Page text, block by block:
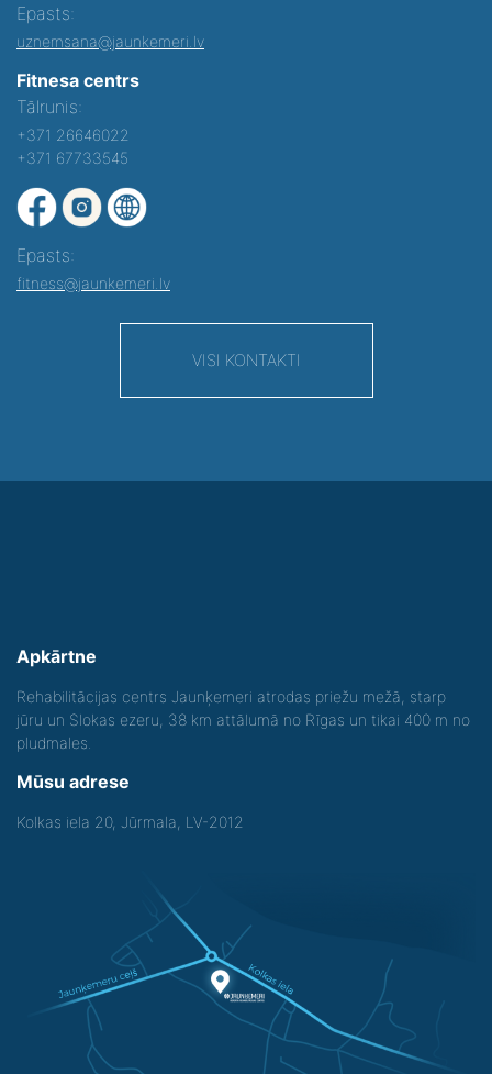
Epasts:
uznemsana@jaunkemeri.lv
Fitnesa centrs
Tālrunis:
+371 26646022
+371 67733545
Epasts:
fitness@jaunkemeri.lv
VISI KONTAKTI
Apkārtne
Rehabilitācijas centrs Jaunķemeri atrodas priežu mežā, starp
jūru un Slokas ezeru, 38 km attālumā no Rīgas un tikai 400 m no
pludmales.
Mūsu adrese
Kolkas iela 20, Jūrmala, LV-2012